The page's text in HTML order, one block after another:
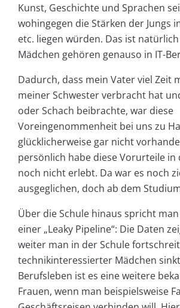
Kunst, Geschichte und Sprachen
wohingegen die Stärken der Jungs
etc. liegen würden. Das ist
Mädchen gehören genauso in IT-
Dadurch, dass mein Vater viel Zeit
meiner Schwester verbracht hat
oder Schach beibrachte, war diese
Voreingenommenheit bei uns zu
glücklicherweise gar nicht
persönlich habe diese Vorurteile in
noch nicht erlebt. Da war es noch
ausgeglichen, doch ab dem
Über die Schule hinaus spricht
einer „Leaky Pipeline“: Die Daten
weiter man in der Schule
technikinteressierter Mädchen
Berufsleben ist es eine weitere
Frauen, wenn man beispielsweise